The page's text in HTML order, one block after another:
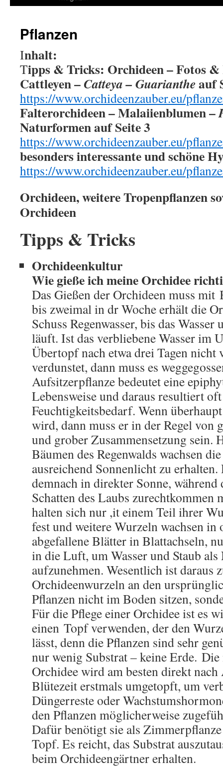
Pflanzen
Inhalt:
Tipps & Tricks: Orchideen – Fotos &
Cattleyen –Catteya – Guariantheauf
https://www.orchideenzauber.eu/
Falterorchideen – Malaiienblumen –
Naturformen auf Seite3
https://www.orchideenzauber.eu/
besonders interessante und schöne
https://www.orchideenzauber.eu/
Orchideen, weitere Tropenpflanzen
Orchideen
Tipps & Tricks
Orchideenkultur
Wie gieße ich meine Orchidee
Das Gießen der Orchideen muss
bis zweimal in dr Woche erhält die
Schuss Regenwasser, bis das
läuft. Ist das verbliebene Wasser im
Übertopf nach etwa drei Tagen nicht
verdunstet, dann muss es
Aufsitzerpflanze bedeutet eine
Lebensweise und daraus resultiert
Feuchtigkeitsbedarf. Wenn
wird, dann muss er in der Regel von
und grober Zusammensetzung sein.
Bäumen des Regenwalds wachsen
ausreichend Sonnenlicht zu erhalten.
demnach in direkter Sonne,
Schatten des Laubs zurechtkommen
halten sich nur ,it einem Teil ihrer
fest und weitere Wurzeln wachsen in
abgefallene Blätter in Blattachseln,
in die Luft, um Wasser und Staub als
aufzunehmen. Wesentlich ist daraus
Orchideenwurzeln an den
Pflanzen nicht im Boden sitzen,
Für die Pflege einer Orchidee ist es
einen Topf verwenden, der den
lässt, denn die Pflanzen sind sehr
nur wenig Substrat – keine Erde.
Orchidee wird am besten direkt nach
Blütezeit erstmals umgetopft, um
Düngerreste oder
den Pflanzen möglicherweise
Dafür benötigt sie als
Topf. Es reicht, das Substrat
beim Orchideengärtner erhalten.